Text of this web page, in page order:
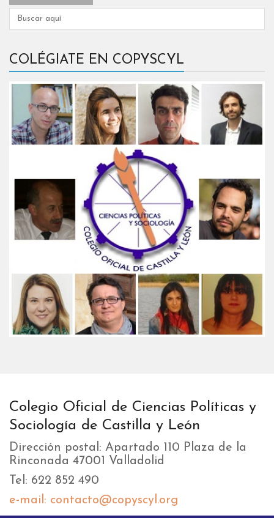
COLÉGIATE EN COPYSCYL
Colegio Oficial de Ciencias Políticas y
Sociología de Castilla y León
Dirección postal: Apartado 110 Plaza de la
Rinconada 47001 Valladolid
Tel: 622 852 490
e-mail: contacto@copyscyl.org